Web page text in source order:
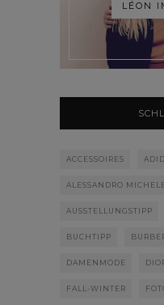
LÉON
ACCESSOIRES
ALESSANDRO MICHELE
AUSSTELLUNGSTIPP
BUCHTIPP
DAMENMODE
FALL-WINTER